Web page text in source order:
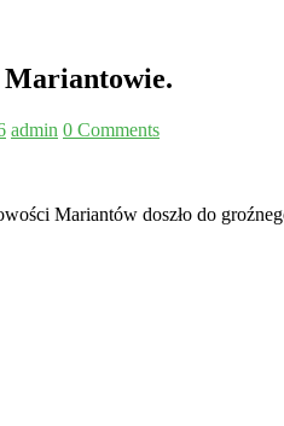
Mariantowie.
admin 0 Comments
Mariantów doszło do